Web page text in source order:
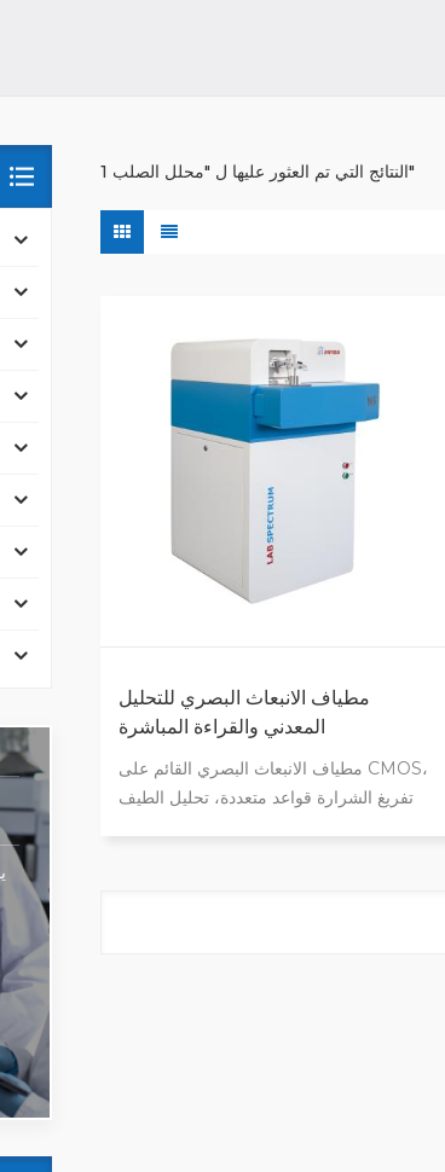
1 النتائج التي تم العثور عليها ل "محلل الصلب"
مطياف الانبعاث البصري للتحليل
المعدني والقراءة المباشرة
مطياف الانبعاث البصري القائم على CMOS،
تفريغ الشرارة قواعد متعددة، تحليل الطيف